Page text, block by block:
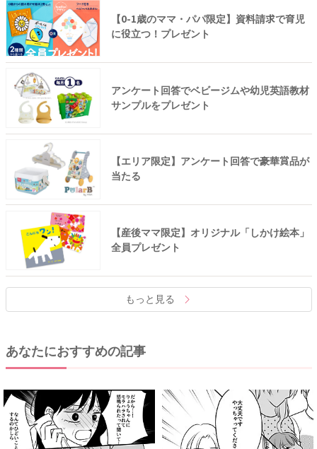
【0-1歳のママ・パパ限定】資料請求で育児
に役立つ！プレゼント
アンケート回答でベビージムや幼児英語教材
サンプルをプレゼント
【エリア限定】アンケート回答で豪華賞品が
当たる
【産後ママ限定】オリジナル「しかけ絵本」
全員プレゼント
もっと見る
あなたにおすすめの記事